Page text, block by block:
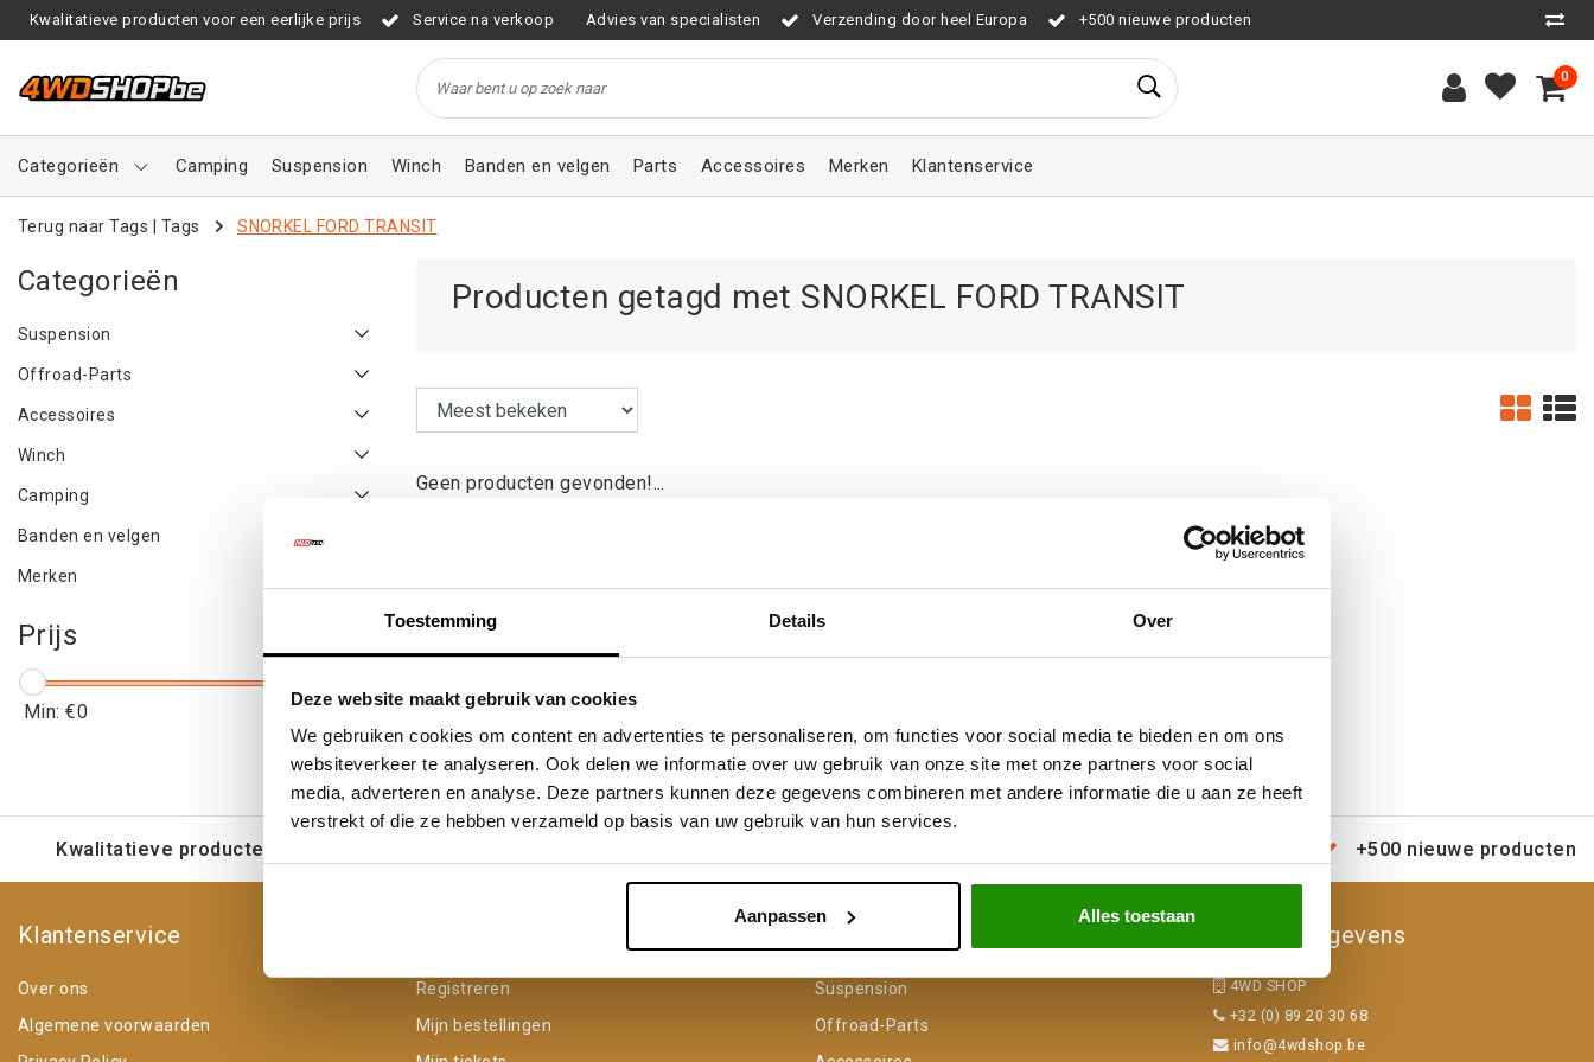
Toestemming Details Over
Deze website maakt gebruik van cookies
We gebruiken cookies om content en advertenties te personaliseren, om functies voor social media te bieden en om ons
websiteverkeer te analyseren. Ook delen we informatie over uw gebruik van onze site met onze partners voor social
media, adverteren en analyse. Deze partners kunnen deze gegevens combineren met andere informatie die u aan ze heeft
verstrekt of die ze hebben verzameld op basis van uw gebruik van hun services.
Aanpassen Alles toestaan
Kwalitatieve producten voor een eerlijke prijs Service na verkoop Advies van specialisten Verzending door heel Europa +500 nieuwe producten
0
Categorieën Camping Suspension Winch Banden en velgen Parts Accessoires Merken Klantenservice
Terug naar Tags Tags SNORKEL FORD TRANSIT
Categorieën
Suspension
Offroad-Parts
Accessoires
Winch
Camping
Banden en velgen
Merken
Prijs
Min: €0 Max: €5
Producten getagd met SNORKEL FORD TRANSIT
Geen producten gevonden!...
Kwalitatieve producten voor een eerlijke prijs +500 nieuwe producten
Klantenservice
Over ons
Algemene voorwaarden
Registreren
Mijn bestellingen
Suspension
Offroad-Parts
Contactgegevens
4WD SHOP
+32 (0) 89 20 30 68
info@4wdshop.be